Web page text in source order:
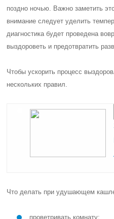
поздно ночью. Важно заметить
внимание следует уделить
диагностика будет проведена
выздороветь и предотвратить
Чтобы ускорить процесс
нескольких правил.
Что делать при удушающем
проветривать комнату;